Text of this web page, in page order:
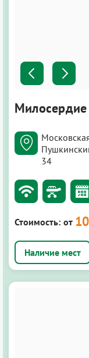
Милосердие
34
Стоимость: от